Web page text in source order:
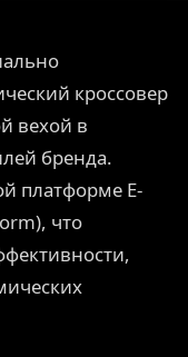
кроссовер
вехой в
бренда.
платформе E-
что